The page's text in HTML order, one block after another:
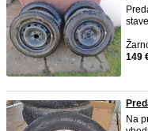
149
Na